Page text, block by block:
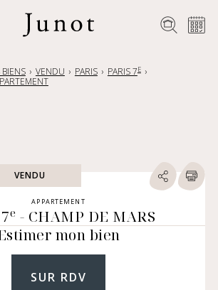
VENDU PARIS PARIS 7E
VENDU
APPARTEMENT
e - CHAMP DE MARS
mon bien
SUR RDV